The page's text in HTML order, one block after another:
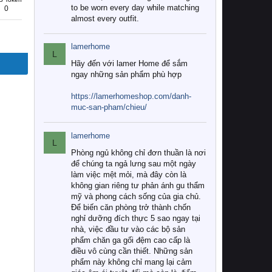
0
to be worn every day while matching
almost every outfit.
L
lamerhome
Hãy đến với lamer Home để sắm
ngay những sản phẩm phù hợp
https://lamerhomeshop.com/danh-
muc-san-pham/chieu/
L
lamerhome
Phòng ngủ không chỉ đơn thuần là nơi
để chúng ta ngả lưng sau một ngày
làm việc mệt mỏi, mà đây còn là
không gian riêng tư phản ánh gu thẩm
mỹ và phong cách sống của gia chủ.
Để biến căn phòng trở thành chốn
nghỉ dưỡng đích thực 5 sao ngay tại
nhà, việc đầu tư vào các bộ sản
phẩm chăn ga gối đệm cao cấp là
điều vô cùng cần thiết. Những sản
phẩm này không chỉ mang lại cảm